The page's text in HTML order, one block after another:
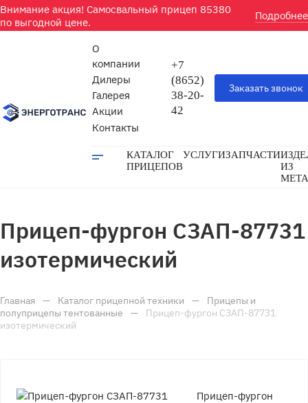
Внимание акция! Самосвальный прицеп 85380
по выгодной цене.
Подробнее
О
компании
Дилеры
Галерея
Акции
Контакты
+7
(8652)
38-20-
42
Заказать звонок
КАТАЛОГ
ПРИЦЕПОВ
УСЛУГИЗАПЧАСТИ
ИЗ
Прицеп-фургон СЗАП-87731
изотермический
Главная — Каталог прицепной техники —
Прицепы и
полуприцепы тентованные
—
Прицеп-фургон СЗАП-87731
изотермический
Прицеп-фургон